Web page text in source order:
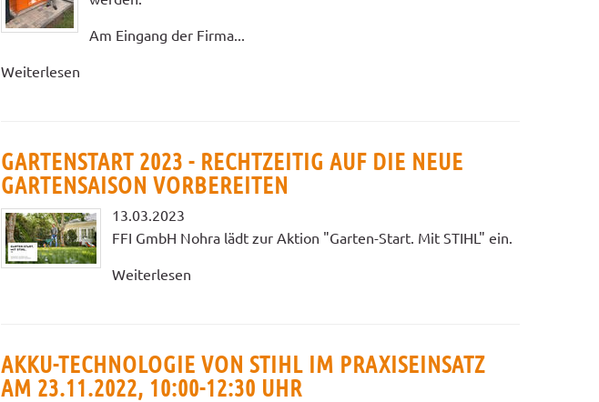
Am Eingang der Firma...
Weiterlesen
GARTENSTART 2023 - RECHTZEITIG AUF DIE NEUE
GARTENSAISON VORBEREITEN
13.03.2023
FFI GmbH Nohra lädt zur Aktion "Garten-Start. Mit STIHL" ein.
Weiterlesen
AKKU-TECHNOLOGIE VON STIHL IM PRAXISEINSATZ
AM 23.11.2022, 10:00-12:30 UHR